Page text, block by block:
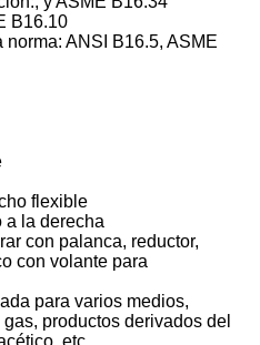
B16.10
ANSI B16.5, ASME
flexible
a la derecha
con palanca, reductor,
con volante para
para varios medios,
productos derivados del